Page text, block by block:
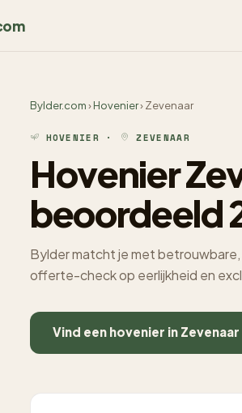
Bylder.com›Hovenier› Zevenaar
HOVENIER · ZEVENAAR
Hovenier
beoordeeld
Bylder matcht je met
offerte-check op eerlijkheid en
Vind een hovenier in